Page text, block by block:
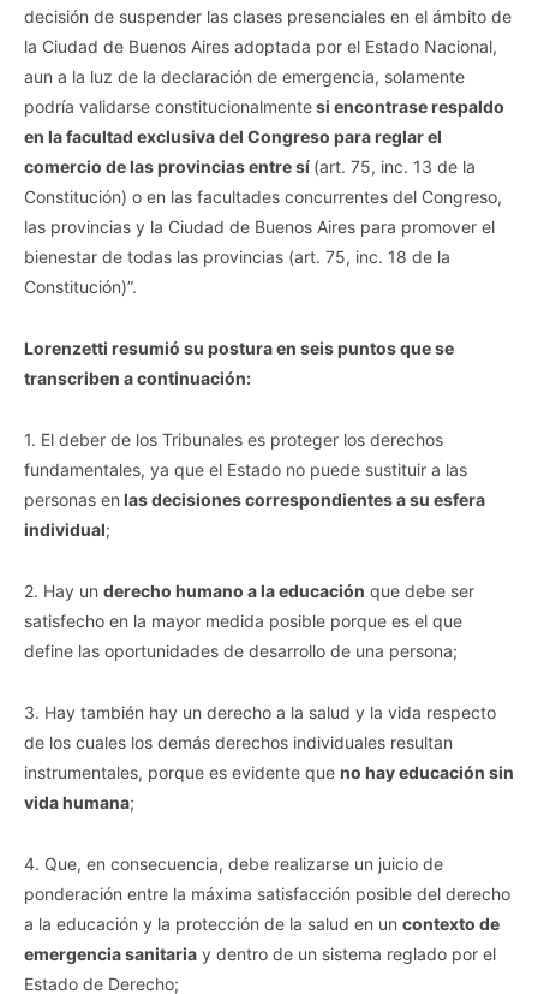
decisión de suspender las clases presenciales en el ámbito de
la Ciudad de Buenos Aires adoptada por el Estado Nacional,
aun a la luz de la declaración de emergencia, solamente
podría validarse constitucionalmentesi encontrase respaldo
en la facultad exclusiva del Congreso para reglar el
comercio de las provincias entre sí (art. 75, inc. 13 de la
Constitución) o en las facultades concurrentes del Congreso,
las provincias y la Ciudad de Buenos Aires para promover el
bienestar de todas las provincias (art. 75, inc. 18 de la
Constitución)”.
Lorenzetti resumió su postura en seis puntos que se
transcriben a continuación:
1. El deber de los Tribunales es proteger los derechos
fundamentales, ya que el Estado no puede sustituir a las
personas en las decisiones correspondientes a su esfera
individual;
2. Hay un derecho humano a la educación que debe ser
satisfecho en la mayor medida posible porque es el que
define las oportunidades de desarrollo de una persona;
3. Hay también hay un derecho a la salud y la vida respecto
de los cuales los demás derechos individuales resultan
instrumentales, porque es evidente que no hay educación sin
vida humana;
4. Que, en consecuencia, debe realizarse un juicio de
ponderación entre la máxima satisfacción posible del derecho
a la educación y la protección de la salud en un contexto de
emergencia sanitaria y dentro de un sistema reglado por el
Estado de Derecho;